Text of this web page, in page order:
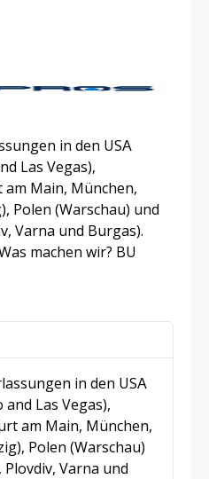
in den USА
Las Vegas),
Main, München,
Polen (Warschau) und
Varna und Burgas).
machen wir? BU
in den USА
and Las Vegas),
am Main, München,
Polen (Warschau)
Varna und